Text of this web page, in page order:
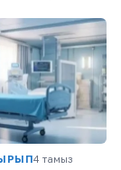
4 тамыз